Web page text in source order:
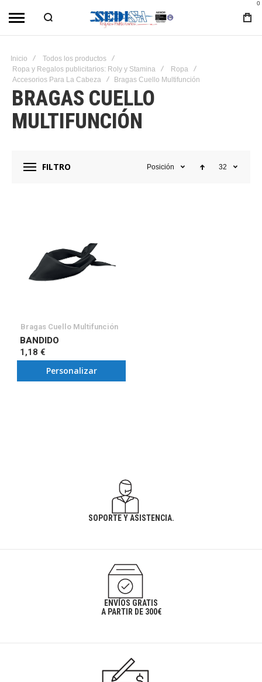
0
Inicio
Todos los productos
Ropa y Regalos publicitarios: Roly y Stamina
Ropa
Accesorios Para La Cabeza
Bragas Cuello Multifunción
BRAGAS CUELLO
MULTIFUNCIÓN
FILTRO Posición 32
Bragas Cuello Multifunción
BANDIDO
1,18 €
Personalizar
SOPORTE Y ASISTENCIA.
ENVÍOS GRATIS
A PARTIR DE 300€